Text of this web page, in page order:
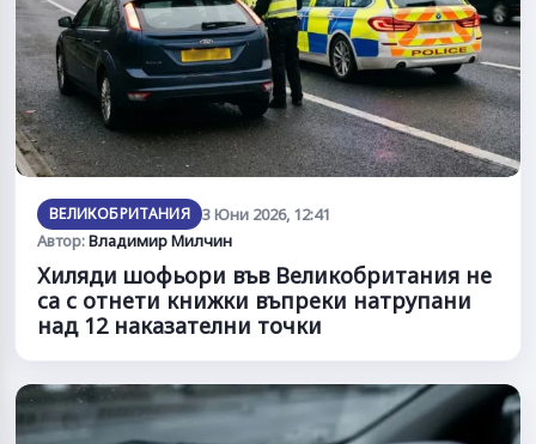
ВЕЛИКОБРИТАНИЯ 3 Юни 2026, 12:41
Автор:Владимир Милчин
Хиляди шофьори във Великобритания не
са с отнети книжки въпреки натрупани
над 12 наказателни точки